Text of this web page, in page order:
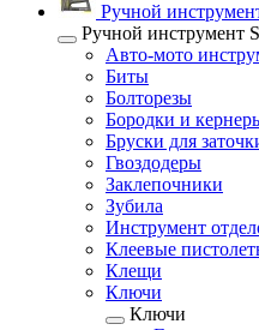
Ручной
Ручной инструмент
Авто-мото
Биты
Болторезы
Бородки и
Бруски для
Гвоздодеры
Заклепочники
Зубила
Инструмент
Клеевые
Клещи
Ключи
Ключи